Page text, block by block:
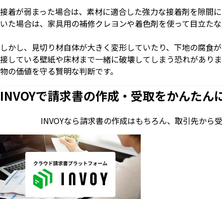
接着が弱まった場合は、素材に適合した強力な接着剤を隙間
いた場合は、家具用の補修クレヨンや着色剤を使って目立た
しかし、見切り材自体が大きく変形していたり、下地の腐食
接している壁紙や床材まで一緒に破壊してしまう恐れがあり
物の価値を守る賢明な判断です。
INVOYで請求書の作成・ 受取をかんたん
INVOYなら請求書の作成はもちろん、 取引先から